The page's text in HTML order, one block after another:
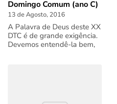
Domingo Comum (ano C)
13 de Agosto, 2016
A Palavra de Deus deste XX
DTC é de grande exigência.
Devemos entendê-la bem,